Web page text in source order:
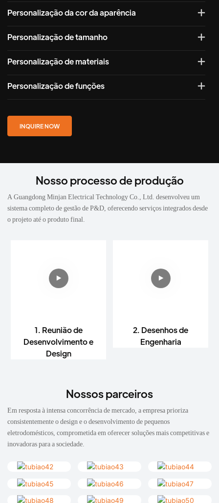
Personalização da cor da aparência
Personalização de tamanho
Personalização de materiais
Personalização de funções
INQUIRE NOW
Nosso processo de produção
A Guangdong Minjan Electrical Technology Co., Ltd. desenvolveu um
sistema completo de gestão de P&D, oferecendo serviços integrados desde
o projeto até o produto final.
1. Reunião de
Desenvolvimento e
Design
2. Desenhos de
Engenharia
Nossos parceiros
Em resposta à intensa concorrência de mercado, a empresa prioriza
consistentemente o design e o desenvolvimento de pequenos
eletrodomésticos, comprometida em oferecer soluções mais competitivas e
inovadoras para a sociedade.